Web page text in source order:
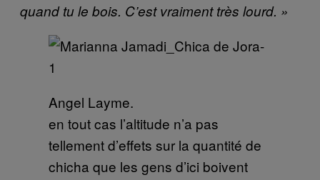
quand tu le bois. C’est vraiment très lourd. »
Angel Layme.
en tout cas l’altitude n’a pas
tellement d’effets sur la quantité de
chicha que les gens d’ici boivent